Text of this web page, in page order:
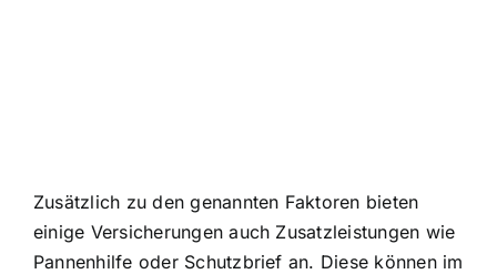
Zusätzlich zu den genannten Faktoren bieten
einige Versicherungen auch Zusatzleistungen wie
Pannenhilfe oder Schutzbrief an. Diese können im